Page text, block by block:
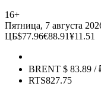
16+
Пятница, 7 августа
ЦБ$77.96€88.91¥11.51
BRENT $ 83.89 /
RTS827.75